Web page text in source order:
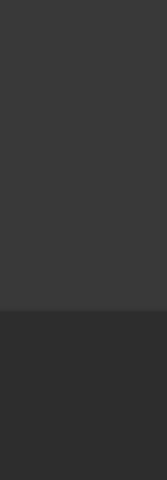
con Cignone • Powered by